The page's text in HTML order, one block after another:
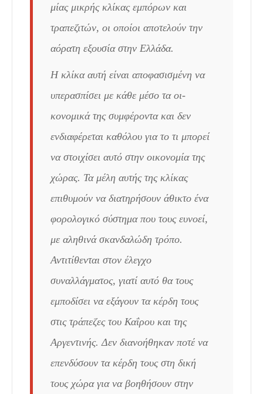
μίας μικρής κλίκας εμπόρων και
τραπεζιτών, οι οποίοι αποτελούν την
αόρατη εξουσία στην Ελλάδα.
Η κλίκα αυτή είναι αποφασισμένη να
υπερασπίσει με κάθε μέσο τα οι­
κονομικά της συμφέροντα και δεν
ενδιαφέρεται καθόλου για το τι μπορεί
να στοιχίσει αυτό στην οικονομία της
χώρας. Τα μέλη αυτής της κλίκας
επιθυ­μούν να διατηρήσουν άθικτο ένα
φορολογικό σύστημα που τους ευνοεί,
με αληθινά σκανδαλώδη τρόπο.
Αντιτίθενται στον έλεγχο
συναλλάγματος, γιατί αυτό θα τους
εμποδίσει να εξάγουν τα κέρδη τους
στις τράπεζες του Καΐρου και της
Αργεντινής. Δεν διανοήθηκαν ποτέ να
επενδύσουν τα κέρδη τους στη δική
τους χώρα για να βοηθήσουν στην